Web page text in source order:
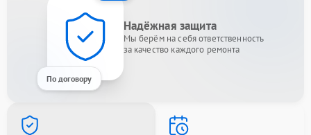
По договору
Надёжная защита
Мы берём на себя ответственность
за качество каждого ремонта